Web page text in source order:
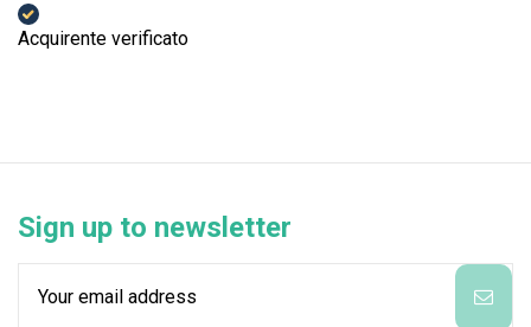
Acquirente verificato
Sign up to newsletter